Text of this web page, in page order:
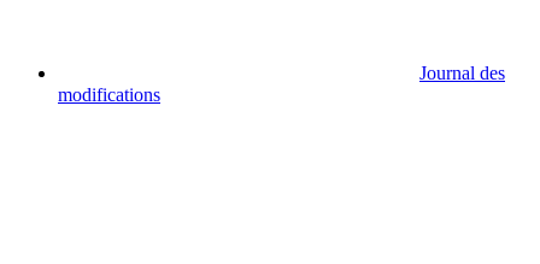
Journal des
modifications